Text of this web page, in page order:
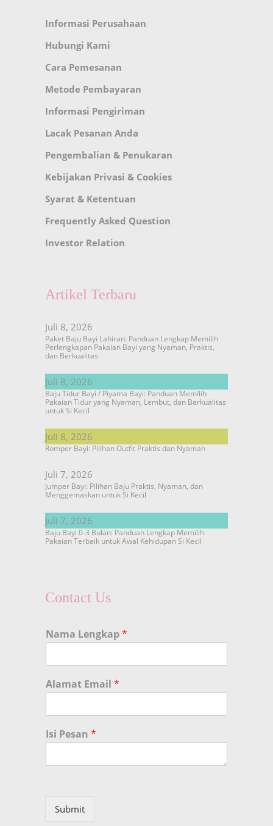
Informasi Perusahaan
Hubungi Kami
Cara Pemesanan
Metode Pembayaran
Informasi Pengiriman
Lacak Pesanan Anda
Pengembalian & Penukaran
Kebijakan Privasi & Cookies
Syarat & Ketentuan
Frequently Asked Question
Investor Relation
Artikel Terbaru
Juli 8, 2026
Paket Baju Bayi Lahiran: Panduan Lengkap Memilih
Perlengkapan Pakaian Bayi yang Nyaman, Praktis,
dan Berkualitas
Juli 8, 2026
Baju Tidur Bayi / Piyama Bayi: Panduan Memilih
Pakaian Tidur yang Nyaman, Lembut, dan Berkualitas
untuk Si Kecil
Juli 8, 2026
Romper Bayi: Pilihan Outfit Praktis dan Nyaman
Juli 7, 2026
Jumper Bayi: Pilihan Baju Praktis, Nyaman, dan
Menggemaskan untuk Si Kecil
Juli 7, 2026
Baju Bayi 0-3 Bulan: Panduan Lengkap Memilih
Pakaian Terbaik untuk Awal Kehidupan Si Kecil
Contact Us
Nama Lengkap*
Alamat Email *
Isi Pesan *
Submit